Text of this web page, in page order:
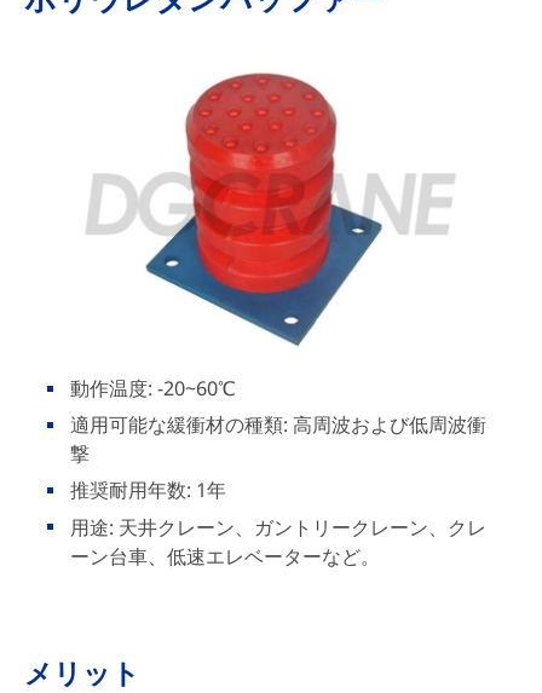
動作温度: -20~60℃
適用可能な緩衝材の種類: 高周波および低周波衝
撃
推奨耐用年数: 1年
用途: 天井クレーン、ガントリークレーン、クレ
ーン台車、低速エレベーターなど。
メリット